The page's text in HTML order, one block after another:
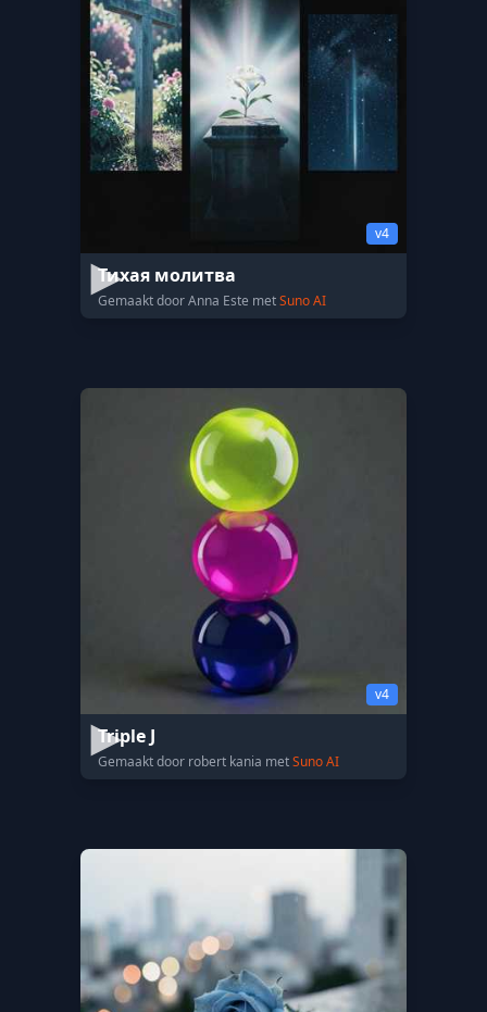
v4
Тихая молитва
Gemaakt door Anna Este metSuno AI
v4
Triple J
Gemaakt door robert kania metSuno AI